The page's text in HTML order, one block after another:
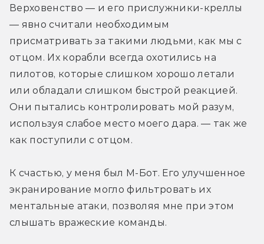
Верховенство — и его прислужники-креллы
— явно считали необходимым
присматривать за такими людьми, как мы с
отцом. Их корабли всегда охотились на
пилотов, которые слишком хорошо летали
или обладали слишком быстрой реакцией.
Они пытались контролировать мой разум,
используя слабое место моего дара. — так же
как поступили с отцом.
К счастью, у меня был М-Бот. Его улучшенное
экранирование могло фильтровать их
ментальные атаки, позволяя мне при этом
слышать вражеские команды.